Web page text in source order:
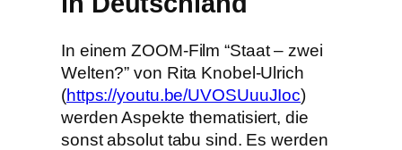
In einem ZOOM-Film “Staat – zwei
Welten?” von Rita Knobel-Ulrich
(https://youtu.be/UVOSUuuJIoc)
werden Aspekte thematisiert, die
sonst absolut tabu sind. Es werden